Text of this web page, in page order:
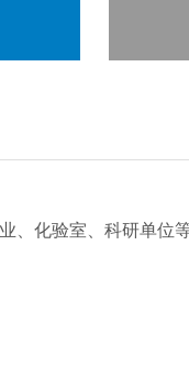
、化验室、科研单位